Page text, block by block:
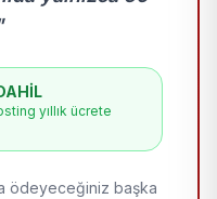
yıllık ücrete
ödeyeceğiniz başka